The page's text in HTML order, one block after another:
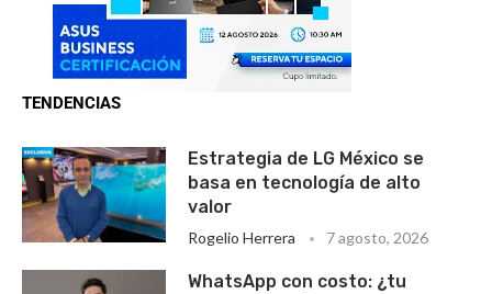
TENDENCIAS
Estrategia de LG México se
basa en tecnología de alto
valor
Rogelio Herrera 7 agosto, 2026
WhatsApp con costo: ¿tu